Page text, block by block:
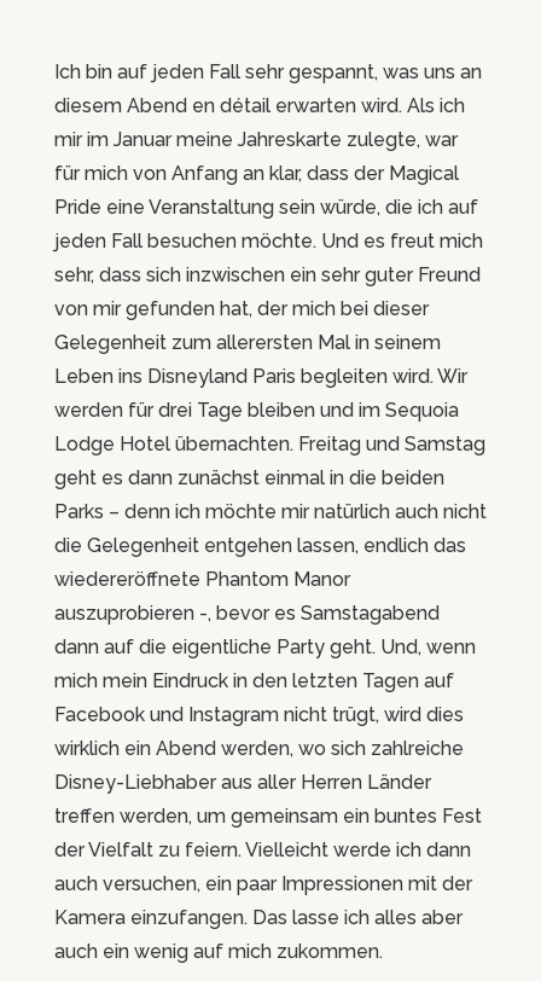
Ich bin auf jeden Fall sehr gespannt, was uns an
diesem Abend en détail erwarten wird. Als ich
mir im Januar meine Jahreskarte zulegte, war
für mich von Anfang an klar, dass der Magical
Pride eine Veranstaltung sein würde, die ich auf
jeden Fall besuchen möchte. Und es freut mich
sehr, dass sich inzwischen ein sehr guter Freund
von mir gefunden hat, der mich bei dieser
Gelegenheit zum allerersten Mal in seinem
Leben ins Disneyland Paris begleiten wird. Wir
werden für drei Tage bleiben und im Sequoia
Lodge Hotel übernachten. Freitag und Samstag
geht es dann zunächst einmal in die beiden
Parks – denn ich möchte mir natürlich auch nicht
die Gelegenheit entgehen lassen, endlich das
wiedereröffnete Phantom Manor
auszuprobieren -, bevor es Samstagabend
dann auf die eigentliche Party geht. Und, wenn
mich mein Eindruck in den letzten Tagen auf
Facebook und Instagram nicht trügt, wird dies
wirklich ein Abend werden, wo sich zahlreiche
Disney-Liebhaber aus aller Herren Länder
treffen werden, um gemeinsam ein buntes Fest
der Vielfalt zu feiern. Vielleicht werde ich dann
auch versuchen, ein paar Impressionen mit der
Kamera einzufangen. Das lasse ich alles aber
auch ein wenig auf mich zukommen.